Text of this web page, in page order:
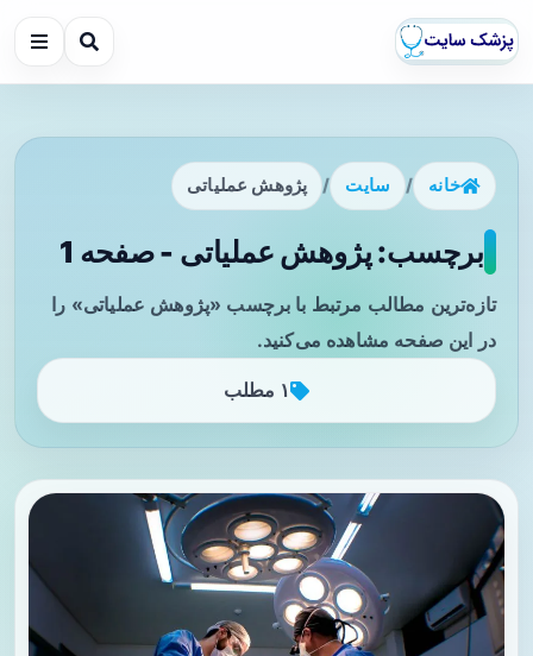
خانه / سایت / پژوهش عملیاتی
برچسب: پژوهش عملیاتی - صفحه 1
تازه‌ترین مطالب مرتبط با برچسب «پژوهش عملیاتی» را
در این صفحه مشاهده می‌کنید.
۱ مطلب